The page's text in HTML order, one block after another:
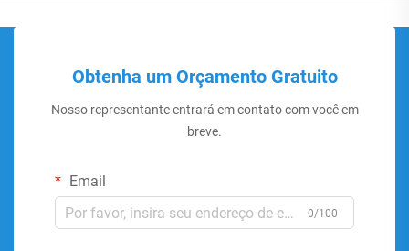
Obtenha um Orçamento Gratuito
Nosso representante entrará em contato com você em
breve.
Email
0/100